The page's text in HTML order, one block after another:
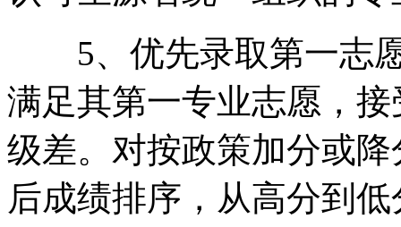
5、优先录取第一志愿
满足其第一专业志愿，
级差。对按政策加分或
后成绩排序，从高分到